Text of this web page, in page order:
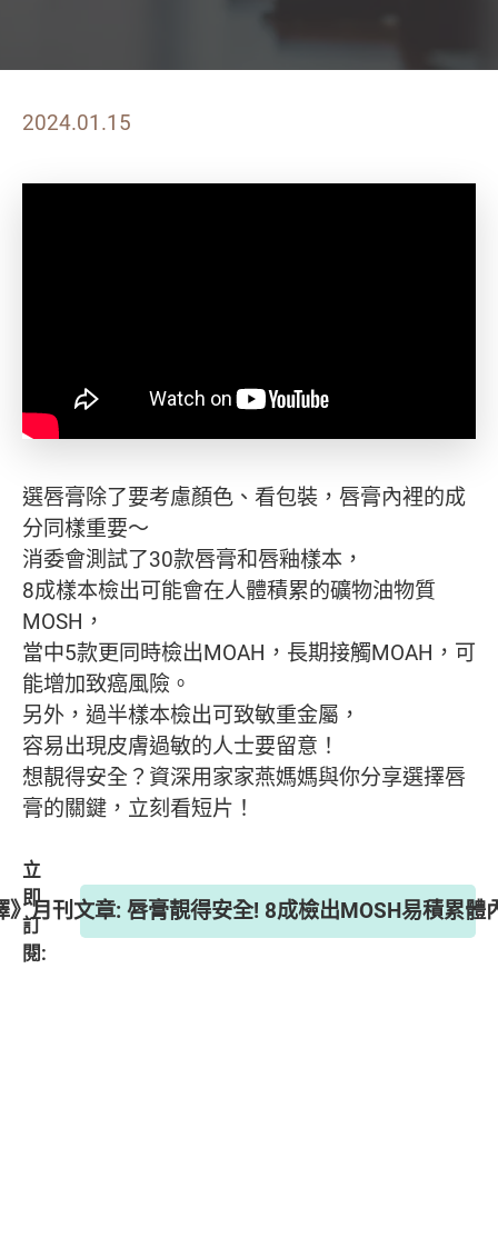
2024.01.15
選唇膏除了要考慮顏色、看包裝，唇膏內裡的成
分同樣重要～
消委會測試了30款唇膏和唇釉樣本，
8成樣本檢出可能會在人體積累的礦物油物質
MOSH，
當中5款更同時檢出MOAH，長期接觸MOAH，可
能增加致癌風險。
另外，過半樣本檢出可致敏重金屬，
容易出現皮膚過敏的人士要留意！
想靚得安全？資深用家家燕媽媽與你分享選擇唇
膏的關鍵，立刻看短片！
立
即
訂
閱:
》月刊文章: 唇膏靚得安全! 8成檢出MOSH易積累體